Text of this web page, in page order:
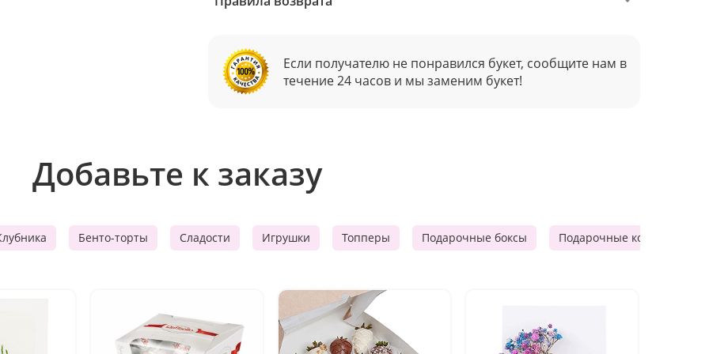
Если получателю не понравился букет, сообщите нам в
течение 24 часов и мы заменим букет!
Добавьте к заказу
Бенто-торты Сладости Игрушки Топперы Подарочные боксы Подарочные корзины